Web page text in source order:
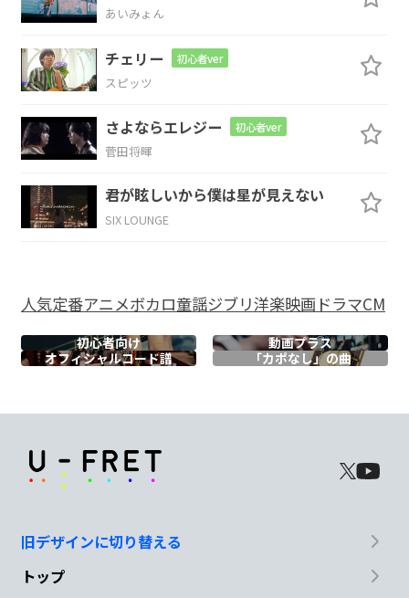
な
いつもの
F G C G/B Am
んだろう
C B7 Am Gm
そう
て
あいみょん
チェリー 初心者ver
スピッツ
さよならエレジー 初心者ver
菅田将暉
君が眩しいから僕は星が見えない
SIX LOUNGE
人気定番アニメボカロ童謡ジブリ洋楽映画ドラマCM
初心者向け
動画プラス
オフィシャルコード譜 「カポなし」の曲
旧デザインに切り替える
トップ